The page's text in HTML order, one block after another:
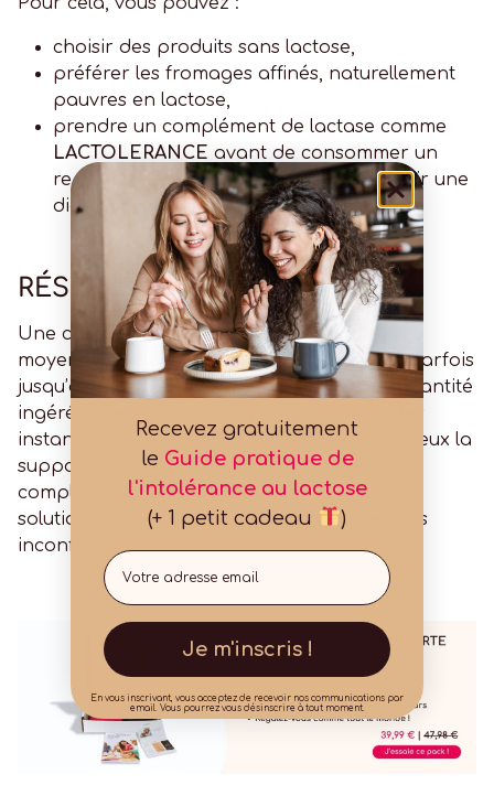
choisir des produits sans lactose,
préférer les fromages affinés, naturellement
pauvres en lactose,
prendre un complément de lactase comme
LACTOLERANCE avant de consommer un
repas contenant du lactose et vous offrir une
digestion optimale.
RÉSUMÉ
Une crise d’intolérance au lactose dure en
moyenne de quelques heures à 24 heures, parfois
jusqu’à 48 heures selon la sensibilité et la quantité
ingérée. Bien que l’on ne puisse pas l’arrêter
instantanément, certains gestes aident à mieux la
supporter. Pour prévenir ces crises, les
compléments LACTOLERANCEoffrent une
solution efficace pour digérerle lactose
sans
inconfort.
Recevez gratuitement
le Guide pratique de
l'intolérance au lactose
(+ 1 petit cadeau
)
Email
Je m'inscris !
En vous inscrivant, vous acceptez de recevoir nos communications par
email. Vous pourrez vous désinscrire à tout moment.